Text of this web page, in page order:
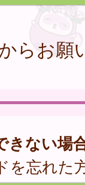
らお願
きない場
を忘れた